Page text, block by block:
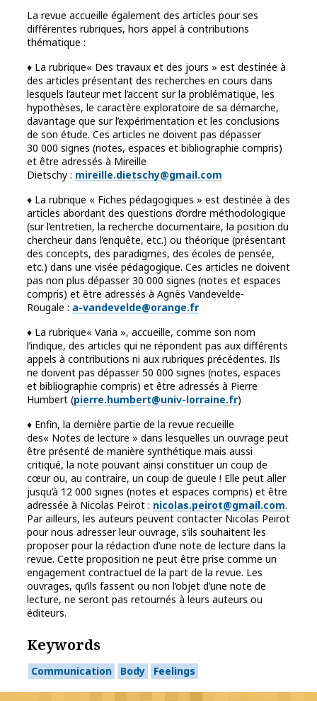
La revue accueille également des articles pour ses
différentes rubriques, hors appel à contributions
thématique :
♦ La rubrique« Des travaux et des jours » est destinée à
des articles présentant des recherches en cours dans
lesquels l’auteur met l’accent sur la problématique, les
hypothèses, le caractère exploratoire de sa démarche,
davantage que sur l’expérimentation et les conclusions
de son étude. Ces articles ne doivent pas dépasser
30 000 signes (notes, espaces et bibliographie compris)
et être adressés à Mireille
Dietschy : mireille.dietschy@gmail.com
♦ La rubrique « Fiches pédagogiques » est destinée à des
articles abordant des questions d’ordre méthodologique
(sur l’entretien, la recherche documentaire, la position du
chercheur dans l’enquête, etc.) ou théorique (présentant
des concepts, des paradigmes, des écoles de pensée,
etc.) dans une visée pédagogique. Ces articles ne doivent
pas non plus dépasser 30 000 signes (notes et espaces
compris) et être adressés à Agnès Vandevelde-
Rougale : a-vandevelde@orange.fr
♦ La rubrique« Varia », accueille, comme son nom
l’indique, des articles qui ne répondent pas aux différents
appels à contributions ni aux rubriques précédentes. Ils
ne doivent pas dépasser 50 000 signes (notes, espaces
et bibliographie compris) et être adressés à Pierre
Humbert (pierre.humbert@univ-lorraine.fr)
♦ Enfin, la dernière partie de la revue recueille
des« Notes de lecture » dans lesquelles un ouvrage peut
être présenté de manière synthétique mais aussi
critiqué, la note pouvant ainsi constituer un coup de
cœur ou, au contraire, un coup de gueule ! Elle peut aller
jusqu’à 12 000 signes (notes et espaces compris) et être
adressée à Nicolas Peirot : nicolas.peirot@gmail.com.
Par ailleurs, les auteurs peuvent contacter Nicolas Peirot
pour nous adresser leur ouvrage, s’ils souhaitent les
proposer pour la rédaction d’une note de lecture dans la
revue. Cette proposition ne peut être prise comme un
engagement contractuel de la part de la revue. Les
ouvrages, qu’ils fassent ou non l’objet d’une note de
lecture, ne seront pas retournés à leurs auteurs ou
éditeurs.
Keywords
Communication Body Feelings